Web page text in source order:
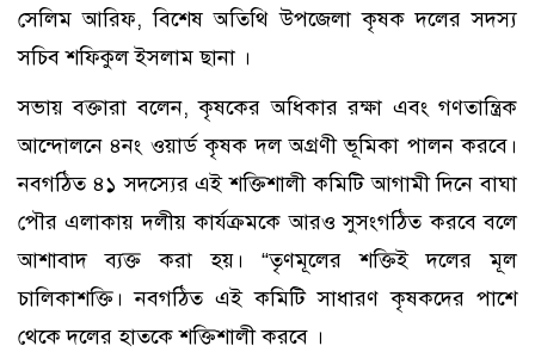
সেলিম আরিফ, বিশেষ অতিথি উপজেলা কৃষক দলের সদস্য
সচিব শফিকুল ইসলাম ছানা ।
সভায় বক্তারা বলেন, কৃষকের অধিকার রক্ষা এবং গণতান্ত্রিক
আন্দোলনে ৪নং ওয়ার্ড কৃষক দল অগ্রণী ভূমিকা পালন করবে।
নবগঠিত ৪১ সদস্যের এই শক্তিশালী কমিটি আগামী দিনে বাঘা
পৌর এলাকায় দলীয় কার্যক্রমকে আরও সুসংগঠিত করবে বলে
আশাবাদ ব্যক্ত করা হয়। “তৃণমূলের শক্তিই দলের মূল
চালিকাশক্তি। নবগঠিত এই কমিটি সাধারণ কৃষকদের পাশে
থেকে দলের হাতকে শক্তিশালী করবে ।